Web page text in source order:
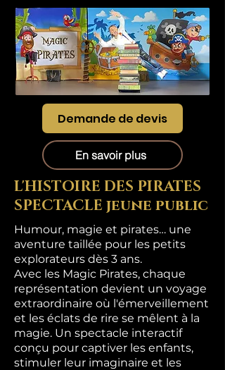
Demande de devis
En savoir plus
L'HISTOIRE DES PIRATES
SPECTACLE jeune public
Humour, magie et pirates… une
aventure taillée pour les petits
explorateurs dès 3 ans.
Avec les Magic Pirates, chaque
représentation devient un voyage
extraordinaire où l'émerveillement
et les éclats de rire se mêlent à la
magie. Un spectacle interactif
conçu pour captiver les enfants,
stimuler leur imaginaire et les